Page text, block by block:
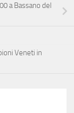
a Bassano del
Veneti in